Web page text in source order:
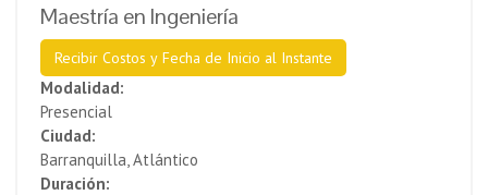
Maestría en Ingeniería
Recibir Costos y Fecha de Inicio al Instante
Modalidad:
Presencial
Ciudad:
Barranquilla, Atlántico
Duración: